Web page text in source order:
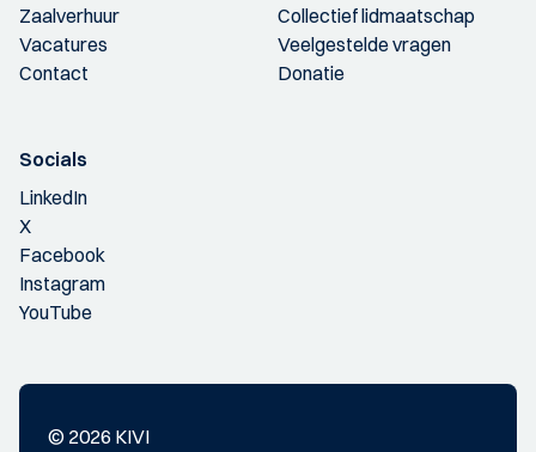
Zaalverhuur
Vacatures
Contact
Collectief lidmaatschap
Veelgestelde vragen
Donatie
Socials
LinkedIn
X
Facebook
Instagram
YouTube
© 2026 KIVI